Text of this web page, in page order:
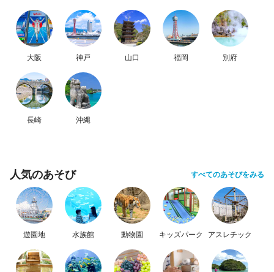
大阪 神戸 山口 福岡 別府
長崎 沖縄
人気のあそび すべてのあそびをみる
遊園地 水族館 動物園 キッズパーク アスレチック